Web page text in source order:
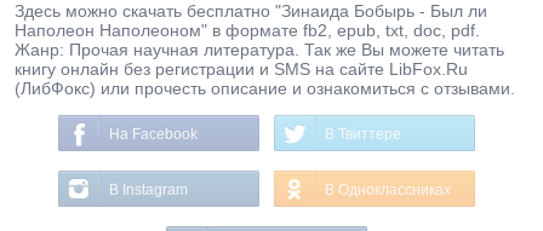
Здесь можно скачать бесплатно "Зинаида Бобырь - Был ли
Hаполеон Hаполеоном" в формате fb2, epub, txt, doc, pdf.
Жанр: Прочая научная литература. Так же Вы можете читать
книгу онлайн без регистрации и SMS на сайте LibFox.Ru
(ЛибФокс) или прочесть описание и ознакомиться с отзывами.
На Facebook В Твиттере
В Instagram В Одноклассниках